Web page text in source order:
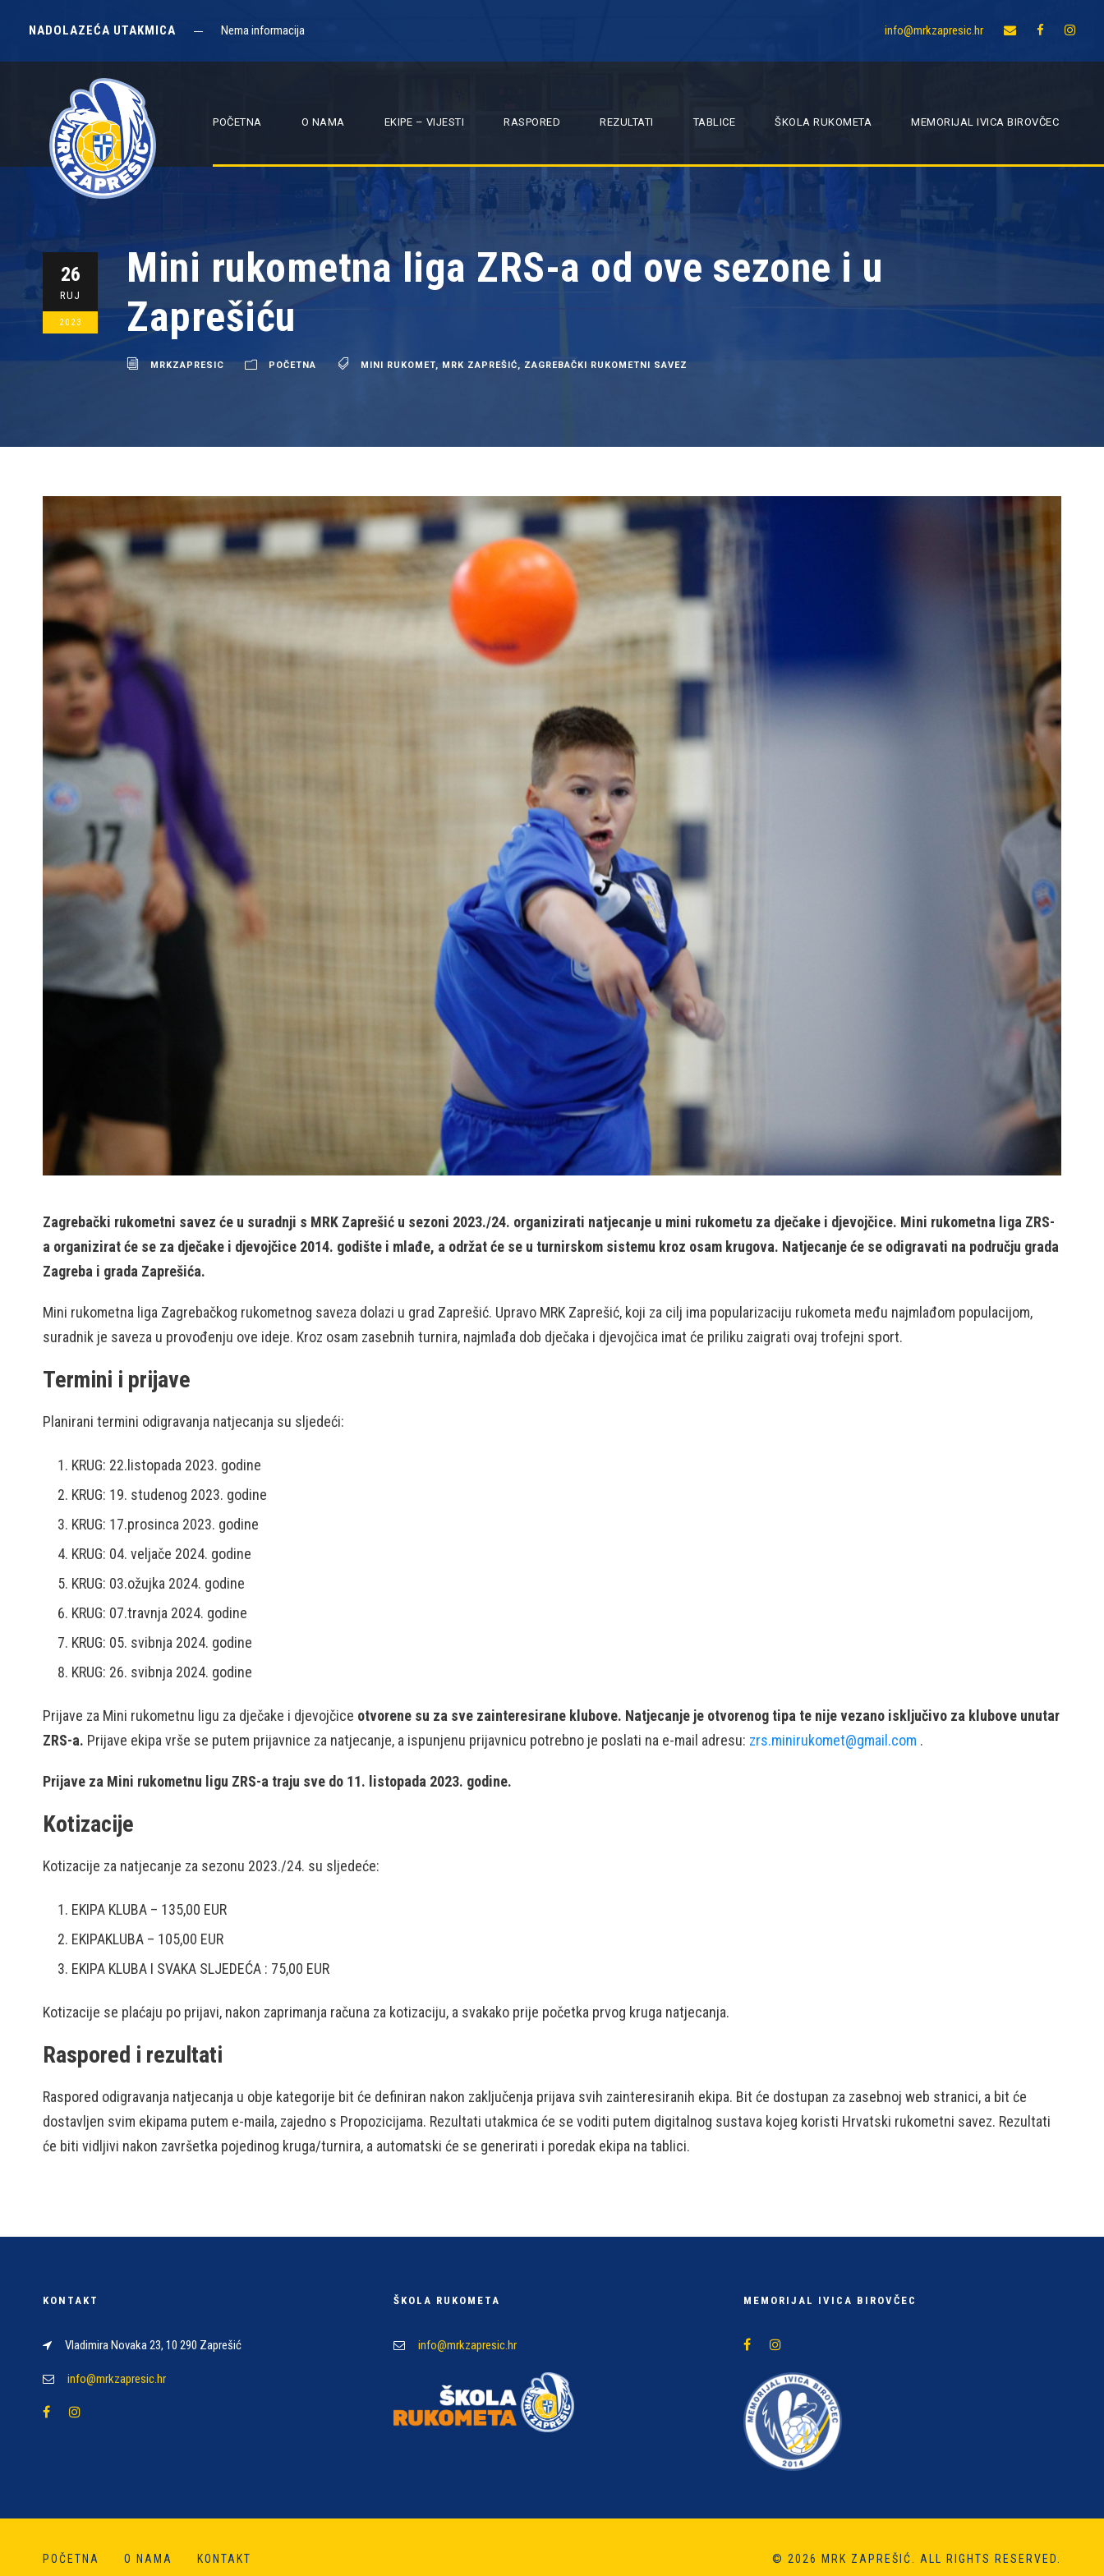
NADOLAZEĆA UTAKMICA Nema informacija info@mrkzapresic.hr
POČETNA O NAMA EKIPE – VIJESTI RASPORED REZULTATI TABLICE ŠKOLA RUKOMETA MEMORIJAL IVICA BIROVČEC
26
RUJ
2023
Mini rukometna liga ZRS-a od ove sezone i u
Zaprešiću
MRKZAPRESIC POČETNA MINI RUKOMET, MRK ZAPREŠIĆ, ZAGREBAČKI RUKOMETNI SAVEZ
Zagrebački rukometni savez će u suradnji s MRK Zaprešić u sezoni 2023./24. organizirati natjecanje u mini rukometu za dječake i djevojčice. Mini rukometna liga ZRS-
a organizirat će se za dječake i djevojčice 2014. godište i mlađe, a održat će se u turnirskom sistemu kroz osam krugova. Natjecanje će se odigravati na području grada
Zagreba i grada Zaprešića.
Mini rukometna liga Zagrebačkog rukometnog saveza dolazi u grad Zaprešić. Upravo MRK Zaprešić, koji za cilj ima popularizaciju rukometa među najmlađom populacijom,
suradnik je saveza u provođenju ove ideje. Kroz osam zasebnih turnira, najmlađa dob dječaka i djevojčica imat će priliku zaigrati ovaj trofejni sport.
Termini i prijave
Planirani termini odigravanja natjecanja su sljedeći:
KRUG: 22.listopada 2023. godine
KRUG: 19. studenog 2023. godine
KRUG: 17.prosinca 2023. godine
KRUG: 04. veljače 2024. godine
KRUG: 03.ožujka 2024. godine
KRUG: 07.travnja 2024. godine
KRUG: 05. svibnja 2024. godine
KRUG: 26. svibnja 2024. godine
Prijave za Mini rukometnu ligu za dječake i djevojčice otvorene su za sve zainteresirane klubove. Natjecanje je otvorenog tipa te nije vezano isključivo za klubove unutar
ZRS-a. Prijave ekipa vrše se putem prijavnice za natjecanje, a ispunjenu prijavnicu potrebno je poslati na e-mail adresu: zrs.minirukomet@gmail.com .
Prijave za Mini rukometnu ligu ZRS-a traju sve do 11. listopada 2023. godine.
Kotizacije
Kotizacije za natjecanje za sezonu 2023./24. su sljedeće:
EKIPA KLUBA – 135,00 EUR
EKIPAKLUBA – 105,00 EUR
EKIPA KLUBA I SVAKA SLJEDEĆA : 75,00 EUR
Kotizacije se plaćaju po prijavi, nakon zaprimanja računa za kotizaciju, a svakako prije početka prvog kruga natjecanja.
Raspored i rezultati
Raspored odigravanja natjecanja u obje kategorije bit će definiran nakon zaključenja prijava svih zainteresiranih ekipa. Bit će dostupan za zasebnoj web stranici, a bit će
dostavljen svim ekipama putem e-maila, zajedno s Propozicijama. Rezultati utakmica će se voditi putem digitalnog sustava kojeg koristi Hrvatski rukometni savez. Rezultati
će biti vidljivi nakon završetka pojedinog kruga/turnira, a automatski će se generirati i poredak ekipa na tablici.
KONTAKT
Vladimira Novaka 23, 10 290 Zaprešić
info@mrkzapresic.hr
ŠKOLA RUKOMETA
info@mrkzapresic.hr
MEMORIJAL IVICA BIROVČEC
POČETNA O NAMA KONTAKT © 2026 MRK ZAPREŠIĆ. ALL RIGHTS RESERVED.